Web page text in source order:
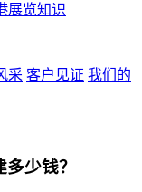
展览知识
采 客户见证 我们的
少钱？